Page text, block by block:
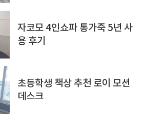
자코모 4인쇼파 통가죽 5년 사
용 후기
초등학생 책상 추천 로이 모션
데스크